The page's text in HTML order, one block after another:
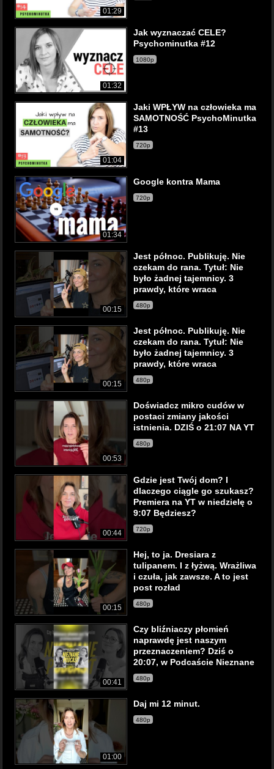
01:29
01:32
Jak wyznaczać CELE?
Psychominutka #12
1080p
01:04
Jaki WPŁYW na człowieka ma
SAMOTNOŚĆ PsychoMinutka
#13
720p
01:34
Google kontra Mama
720p
00:15
Jest północ. Publikuję. Nie
czekam do rana. Tytuł: Nie
było żadnej tajemnicy. 3
prawdy, które wraca
480p
00:15
Jest północ. Publikuję. Nie
czekam do rana. Tytuł: Nie
było żadnej tajemnicy. 3
prawdy, które wraca
480p
00:53
Doświadcz mikro cudów w
postaci zmiany jakości
istnienia. DZIŚ o 21:07 NA YT
480p
00:44
Gdzie jest Twój dom? I
dlaczego ciągle go szukasz?
Premiera na YT w niedzielę o
9:07 Będziesz?
720p
00:15
Hej, to ja. Dresiara z
tulipanem. I z łyżwą. Wrażliwa
i czuła, jak zawsze. A to jest
post rozład
480p
00:41
Czy bliźniaczy płomień
naprawdę jest naszym
przeznaczeniem? Dziś o
20:07, w Podcaście Nieznane
480p
01:00
Daj mi 12 minut.
480p